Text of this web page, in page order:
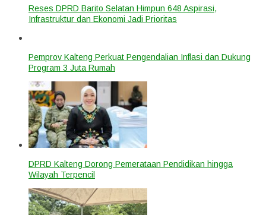
Reses DPRD Barito Selatan Himpun 648 Aspirasi,
Infrastruktur dan Ekonomi Jadi Prioritas
Pemprov Kalteng Perkuat Pengendalian Inflasi dan Dukung
Program 3 Juta Rumah
DPRD Kalteng Dorong Pemerataan Pendidikan hingga
Wilayah Terpencil